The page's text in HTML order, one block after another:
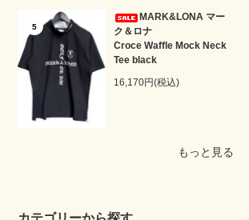
5
MARK&LONA マー
ク＆ロナ
Croce Waffle Mock Neck
Tee black
16,170円(税込)
もっと見る